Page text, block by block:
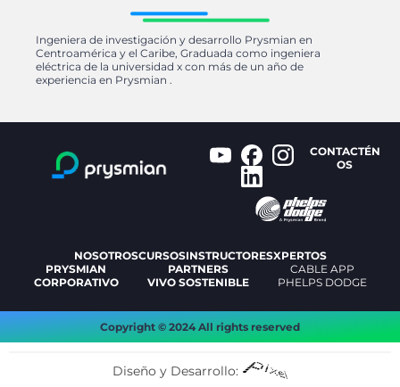
Ingeniera de investigación y desarrollo Prysmian en
Centroamérica y el Caribe, Graduada como ingeniera
eléctrica de la universidad x con más de un año de
experiencia en Prysmian .
CONTACTÉN
OS
NOSOTROSCURSOSINSTRUCTORESXPERTOS
PRYSMIAN
CORPORATIVO
PARTNERS
VIVO SOSTENIBLE
CABLE APP
PHELPS DODGE
Copyright © 2024 All rights reserved
Diseño y Desarrollo: